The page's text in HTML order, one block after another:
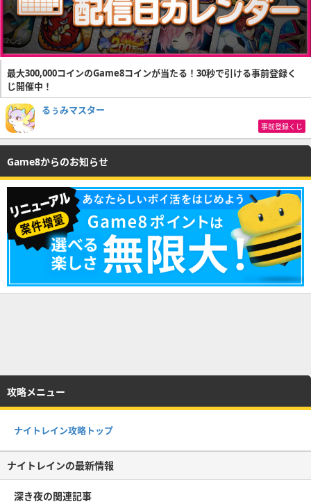
最大300,000コインのGame8コインが当たる！30秒で引ける事前登録く
じ開催中！
るぅみマスター
事前登録くじ
Game8からのお知らせ
攻略メニュー
ナイトレイン攻略トップ
ナイトレインの最新情報
深き夜の関連記事